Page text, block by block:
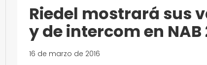
Riedel mostrará sus
y de intercom en NAB
16 de marzo de 2016